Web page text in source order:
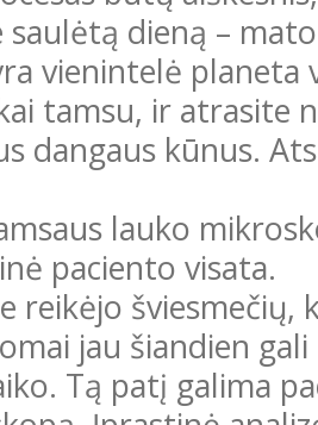
dieną –
vienintelė
tamsu, ir atrasite
dangaus kūnus.
lauko
paciento visata.
reikėjo šviesmečių,
jau šiandien
Tą patį galima